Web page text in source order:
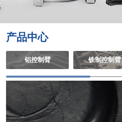
产品中心
铝控制臂 铁制控制臂